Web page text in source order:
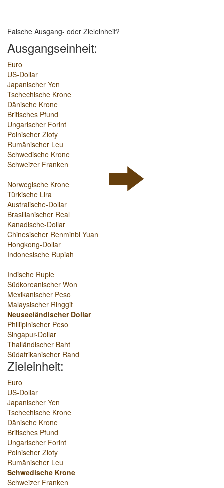
Falsche Ausgang- oder Zieleinheit?
Ausgangseinheit:
Euro
US-Dollar
Japanischer Yen
Tschechische Krone
Dänische Krone
Britisches Pfund
Ungarischer Forint
Polnischer Zloty
Rumänischer Leu
Schwedische Krone
Schweizer Franken
Norwegische Krone
Türkische Lira
Australische-Dollar
Brasilianischer Real
Kanadische-Dollar
Chinesischer Renminbi Yuan
Hongkong-Dollar
Indonesische Rupiah
Indische Rupie
Südkoreanischer Won
Mexikanischer Peso
Malaysischer Ringgit
Neuseeländischer Dollar
Phillipinischer Peso
Singapur-Dollar
Thailändischer Baht
Südafrikanischer Rand
Zieleinheit:
Euro
US-Dollar
Japanischer Yen
Tschechische Krone
Dänische Krone
Britisches Pfund
Ungarischer Forint
Polnischer Zloty
Rumänischer Leu
Schwedische Krone
Schweizer Franken